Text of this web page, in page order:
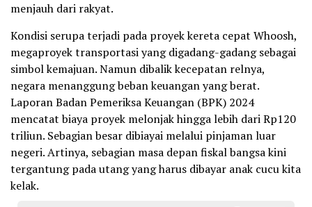
menjauh dari rakyat.
Kondisi serupa terjadi pada proyek kereta cepat Whoosh,
megaproyek transportasi yang digadang-gadang sebagai
simbol kemajuan. Namun dibalik kecepatan relnya,
negara menanggung beban keuangan yang berat.
Laporan Badan Pemeriksa Keuangan (BPK) 2024
mencatat biaya proyek melonjak hingga lebih dari Rp120
triliun. Sebagian besar dibiayai melalui pinjaman luar
negeri. Artinya, sebagian masa depan fiskal bangsa kini
tergantung pada utang yang harus dibayar anak cucu kita
kelak.